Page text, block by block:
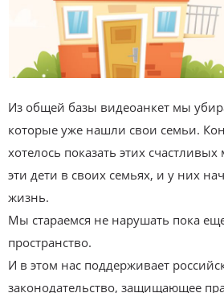
Из общей базы видеоанкет мы
которые уже нашли свои семьи.
хотелось показать этих
эти дети в своих семьях, и у них
жизнь.
Мы стараемся не нарушать пока
пространство.
И в этом нас поддерживает
законодательство, защищающее